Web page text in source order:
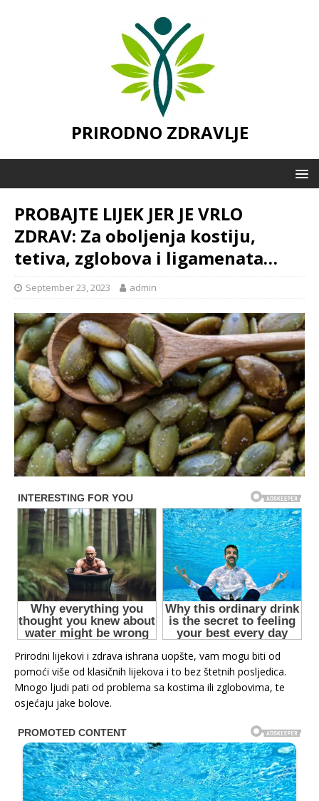
PRIRODNO ZDRAVLJE
PROBAJTE LIJEK JER JE VRLO
ZDRAV: Za oboljenja kostiju,
tetiva, zglobova i ligamenata…
September 23, 2023 admin
Prirodni lijekovi i zdrava ishrana uopšte, vam mogu biti od
pomoći više od klasičnih lijekova i to bez štetnih posljedica.
Mnogo ljudi pati od problema sa kostima ili zglobovima, te
osjećaju jake bolove.